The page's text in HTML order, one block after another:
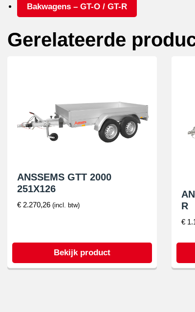
Bakwagens – GT-O / GT-R
Gerelateerde
ANSSEMS GTT 2000
251X126
€ 2.270,26 (incl. btw)
Bekijk product
R
€